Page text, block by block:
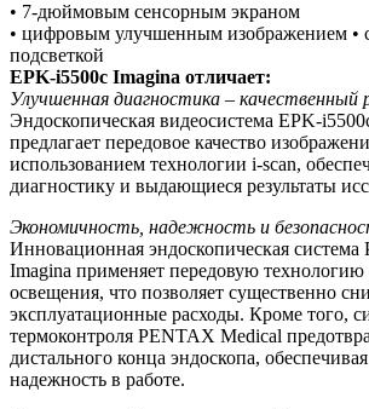
• 7-дюймовым сенсорным экраном
• цифровым улучшенным изображением •
подсветкой
EPK-i5500c Imagina отличает:
Улучшенная диагностика – качественный
Эндоскопическая видеосистема EPK-
предлагает передовое качество
использованием технологии i-scan,
диагностику и выдающиеся результаты
Экономичность, надежность и
Инновационная эндоскопическая система
Imagina применяет передовую технологию
освещения, что позволяет существенно
эксплуатационные расходы. Кроме того,
термоконтроля PENTAX Medical
дистального конца эндоскопа,
надежность в работе.